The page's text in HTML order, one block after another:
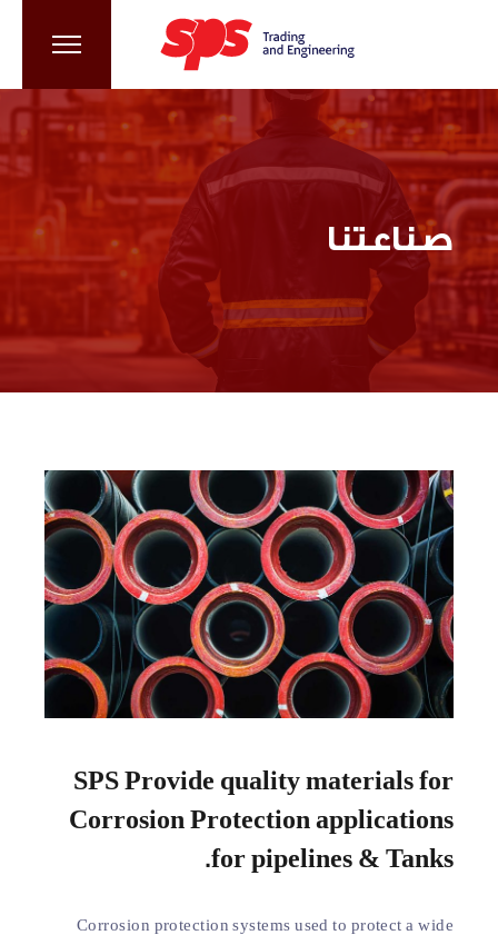
صناعتنا
SPS Provide quality materials for
Corrosion Protection applications
for pipelines & Tanks.
Corrosion protection systems used to protect a wide